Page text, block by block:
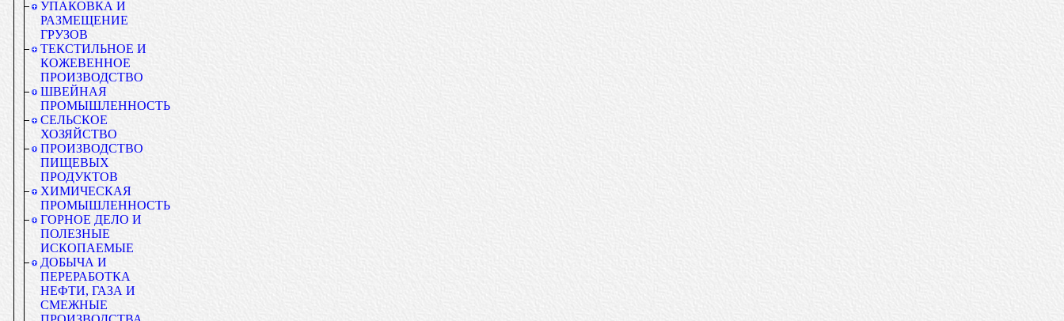
УПАКОВКА И
РАЗМЕЩЕНИЕ
ГРУЗОВ
ТЕКСТИЛЬНОЕ И
КОЖЕВЕННОЕ
ПРОИЗВОДСТВО
ШВЕЙНАЯ
ПРОМЫШЛЕННОСТЬ
СЕЛЬСКОЕ
ХОЗЯЙСТВО
ПРОИЗВОДСТВО
ПИЩЕВЫХ
ПРОДУКТОВ
ХИМИЧЕСКАЯ
ПРОМЫШЛЕННОСТЬ
ГОРНОЕ ДЕЛО И
ПОЛЕЗНЫЕ
ИСКОПАЕМЫЕ
ДОБЫЧА И
ПЕРЕРАБОТКА
НЕФТИ, ГАЗА И
СМЕЖНЫЕ